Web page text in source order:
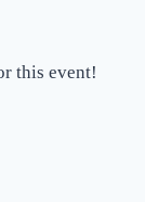
this event!